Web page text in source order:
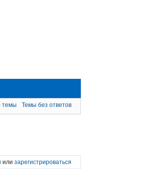
темы Темы без ответов
или зарегистрироваться